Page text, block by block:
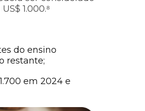
1.000.⁸
do ensino
restante;
em 2024 e